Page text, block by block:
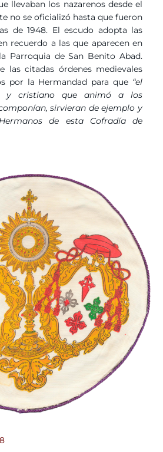
llevaban los nazarenos desde el
no se oficializó hasta que fueron
de 1948. El escudo adopta las
recuerdo a las que aparecen en
Parroquia de San Benito Abad.
las citadas órdenes medievales
por la Hermandad para que “el
y cristiano que animó a los
sirvieran de ejemplo y
de esta Cofradía de